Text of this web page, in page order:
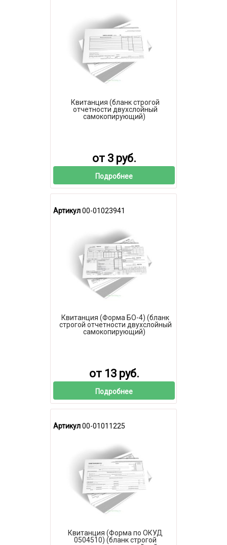
Квитанция (бланк строгой
отчетности двухслойный
самокопирующий)
от 3 руб.
Подробнее
Артикул00-01023941
Квитанция (Форма БО-4) (бланк
строгой отчетности двухслойный
самокопирующий)
от 13 руб.
Подробнее
Артикул00-01011225
Квитанция (Форма по ОКУД
0504510) (бланк строгой